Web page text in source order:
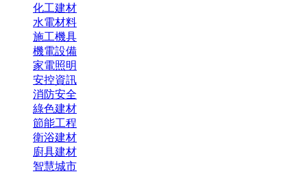
化工建材
水電材料
施工機具
機電設備
家電照明
安控資訊
消防安全
綠色建材
節能工程
衛浴建材
廚具建材
智慧城市